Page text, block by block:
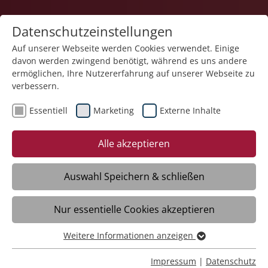
28.07.2025
Im Franziskuszentrum ist
etwas Großartiges
entstanden
Friedrichshafen – Nach sechsjähriger
Umbauphase wurde am 23. Juli das
Franziskuszentrum der Stiftung Liebenau
in Friedrichshafen mit einem kleinen
Datenschutzeinstellungen
Auf unserer Webseite werden Cookies verwendet. Einige
davon werden zwingend benötigt, während es uns andere
ermöglichen, Ihre Nutzererfahrung auf unserer Webseite zu
verbessern.
Essentiell Marketing Externe Inhalte
Alle akzeptieren
Auswahl Speichern & schließen
Nur essentielle Cookies akzeptieren
Essentiell
Essentielle Cookies werden für grundlegende Funktionen
Weitere Informationen anzeigen
Impressum | Datenschutz